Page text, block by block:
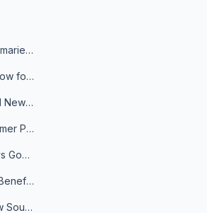
Get Daily News Summaries About Any Topic in Telegram, Discord, Slack, and Email
Best Sources to Follow for Crypto News in Your Reader (2026)
How to Build a Local News Hub That Updates Itself
How to Catch Customer Problems Before They Become Support Tickets
Google News RSS vs Google Alerts: Which Is Better for News Monitoring?
How to Get 10x the Benefits of Google Alerts
The 5 Ways to Show Sources in Your AI Brief, And When to Use Each